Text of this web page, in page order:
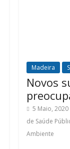
Madeira
Novos
5 Maio, 2020
de Saúde
Ambiente